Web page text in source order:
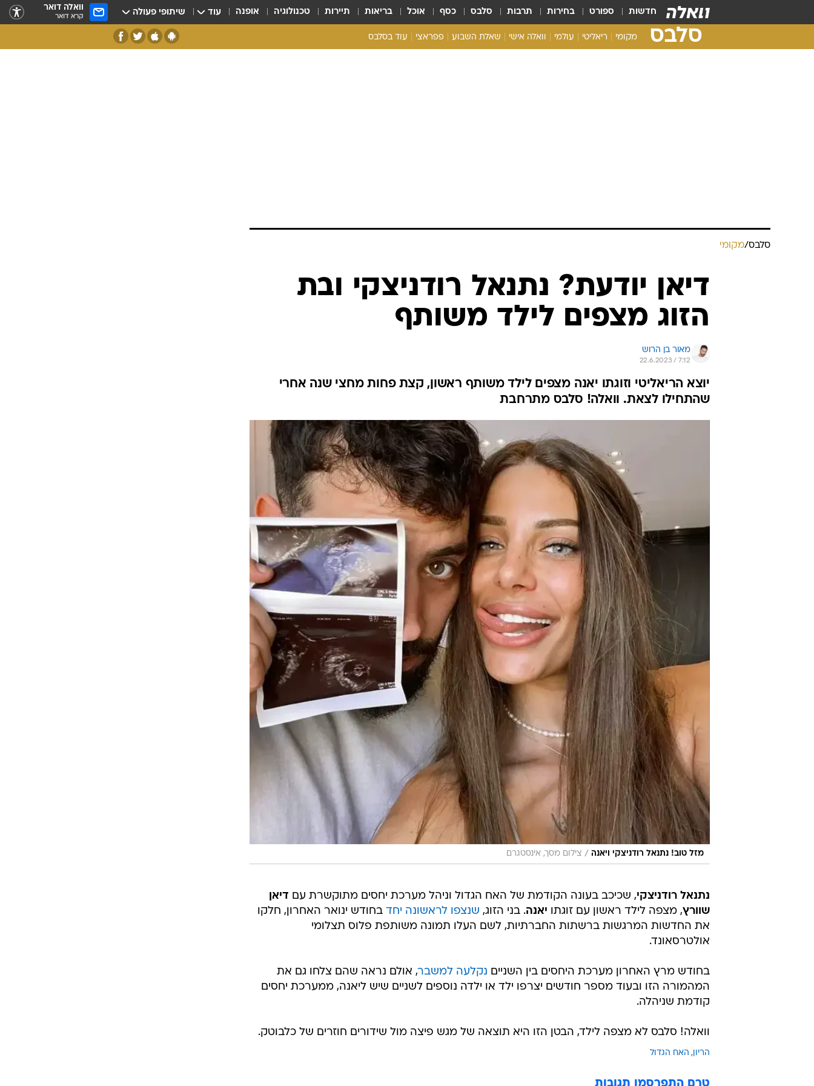
חדשות ספורט בחירות תרבות סלבס כסף אוכל בריאות תיירות טכנולוגיה אופנה עוד שיתופי פעולה וואלה דואר
קרא דואר
סלבס מקומי ריאליטי עולמי וואלה אישי שאלת השבוע פפראצי עוד בסלבס
סלבס/מקומי
דיאן יודעת? נתנאל רודניצקי ובת
הזוג מצפים לילד משותף
מאור בן הרוש
22.6.2023 / 7:12
יוצא הריאליטי וזוגתו יאנה מצפים לילד משותף ראשון, קצת פחות מחצי שנה אחרי
שהתחילו לצאת. וואלה! סלבס מתרחבת
מזל טוב! נתנאל רודניצקי ויאנה / צילום מסך, אינסטגרם
נתנאל רודניצקי, שכיכב בעונה הקודמת של האח הגדול וניהל מערכת יחסים מתוקשרת עם דיאן
שוורץ, מצפה לילד ראשון עם זוגתו יאנה. בני הזוג, שנצפו לראשונה יחד בחודש ינואר האחרון, חלקו
את החדשות המרגשות ברשתות החברתיות, לשם העלו תמונה משותפת פלוס תצלומי
אולטרסאונד.
בחודש מרץ האחרון מערכת היחסים בין השניים נקלעה למשבר, אולם נראה שהם צלחו גם את
המהמורה הזו ובעוד מספר חודשים יצרפו ילד או ילדה נוספים לשניים שיש ליאנה, ממערכת יחסים
קודמת שניהלה.
וואלה! סלבס לא מצפה לילד, הבטן הזו היא תוצאה של מגש פיצה מול שידורים חוזרים של כלבוטק.
הריון האח הגדול